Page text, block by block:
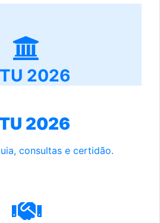
2026
2026
consultas e certidão.